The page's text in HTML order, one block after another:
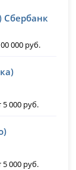
Сбербанк
000 руб.
5 000 руб.
5 000 руб.